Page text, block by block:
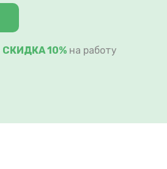
СКИДКА 10% на работу